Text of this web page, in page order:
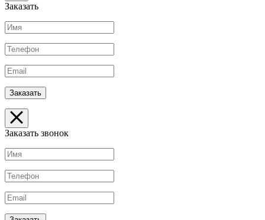
Заказать
Заказать звонок